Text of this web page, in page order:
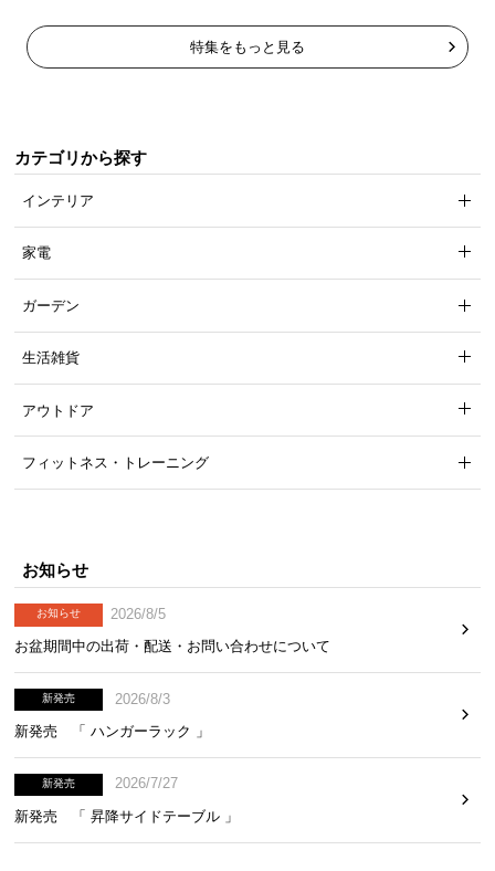
特集をもっと見る
カテゴリから探す
インテリア
家電
ガーデン
生活雑貨
アウトドア
フィットネス・トレーニング
お知らせ
お知らせ
2026/8/5
お盆期間中の出荷・配送・お問い合わせについて
新発売
2026/8/3
新発売 「 ハンガーラック 」
新発売
2026/7/27
新発売 「 昇降サイドテーブル 」